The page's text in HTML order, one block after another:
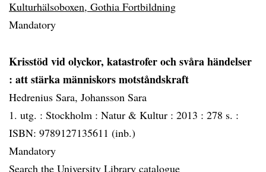
Kulturhälsoboxen, Gothia Fortbildning
Mandatory
Krisstöd vid olyckor, katastrofer och svåra händelser
: att stärka människors motståndskraft
Hedrenius Sara, Johansson Sara
1. utg. : Stockholm : Natur & Kultur : 2013 : 278 s. :
ISBN: 9789127135611 (inb.)
Mandatory
Search the University Library catalogue